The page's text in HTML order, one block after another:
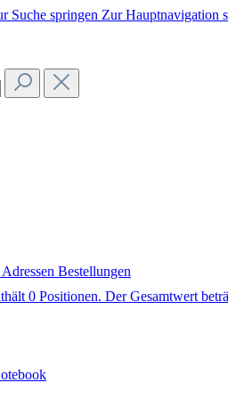
Suche springen Zur Hauptnavigation
Adressen Bestellungen
0 Positionen. Der Gesamtwert